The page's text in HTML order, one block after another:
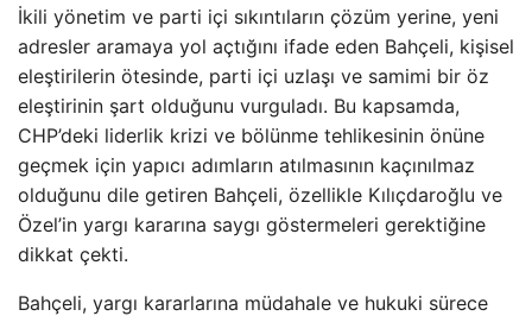
İkili yönetim ve parti içi sıkıntıların çözüm yerine, yeni
adresler aramaya yol açtığını ifade eden Bahçeli, kişisel
eleştirilerin ötesinde, parti içi uzlaşı ve samimi bir öz
eleştirinin şart olduğunu vurguladı. Bu kapsamda,
CHP’deki liderlik krizi ve bölünme tehlikesinin önüne
geçmek için yapıcı adımların atılmasının kaçınılmaz
olduğunu dile getiren Bahçeli, özellikle Kılıçdaroğlu ve
Özel’in yargı kararına saygı göstermeleri gerektiğine
dikkat çekti.
Bahçeli, yargı kararlarına müdahale ve hukuki sürece